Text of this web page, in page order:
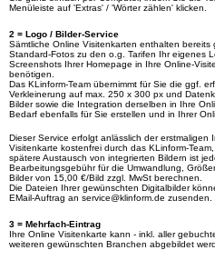
Menüleiste auf 'Extras' / 'Wörter zählen' klicken.
2 = Logo / Bilder-Service
Sämtliche Online Visitenkarten enthalten
Standard-Fotos zu den o.g. Tarifen Ihr eigenes
Screenshots Ihrer Homepage in Ihre Online-
benötigen.
Das KLinform-Team übernimmt für Sie die ggf.
Verkleinerung auf max. 250 x 300 px und
Bilder sowie die Integration derselben in Ihre
Bedarf ebenfalls für Sie erstellen und in Ihrer
Dieser Service erfolgt anlässlich der
Visitenkarte kostenfrei durch das KLinform-
spätere Austausch von integrierten Bildern ist
Bearbeitungsgebühr für die Umwandlung,
Bilder von 15,00 €/Bild zzgl. MwSt berechnen.
Die Dateien Ihrer gewünschten Digitalbilder
EMail-Auftrag an service@klinform.de
3 = Mehrfach-Eintrag
Ihre Online Visitenkarte kann - inkl. aller
weiteren gewünschten Branchen abgebildet